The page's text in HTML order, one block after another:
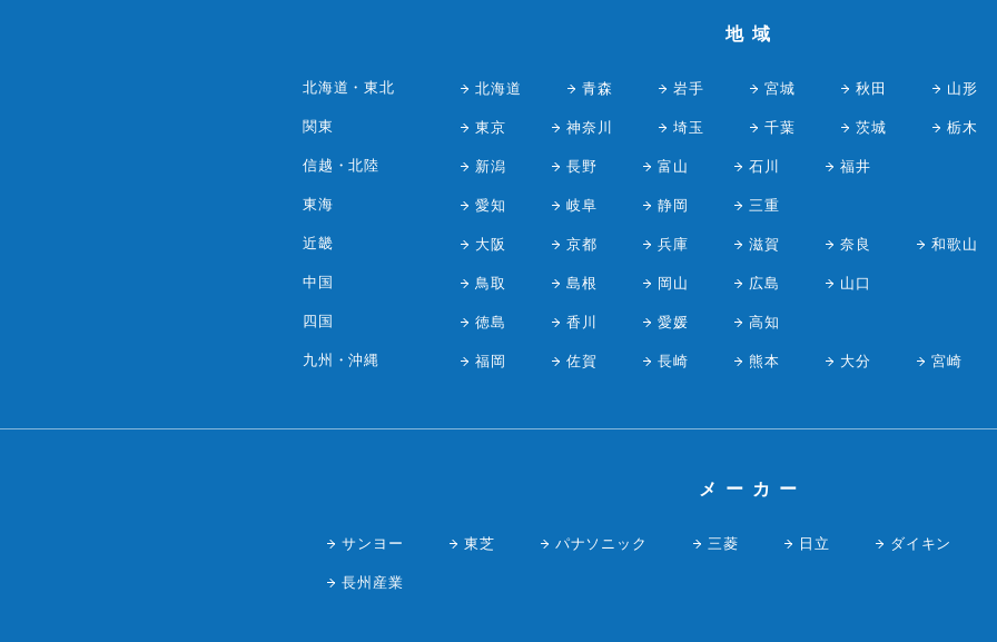
地域
北海道・東北 北海道 青森 岩手 宮城 秋田 山形
関東 東京 神奈川 埼玉 千葉 茨城 栃木
信越・北陸 新潟 長野 富山 石川 福井
東海 愛知 岐阜 静岡 三重
近畿 大阪 京都 兵庫 滋賀 奈良 和歌山
中国 鳥取 島根 岡山 広島 山口
四国 徳島 香川 愛媛 高知
九州・沖縄 福岡 佐賀 長崎 熊本 大分 宮崎
メーカー
サンヨー 東芝 パナソニック 三菱 日立 ダイキン
長州産業